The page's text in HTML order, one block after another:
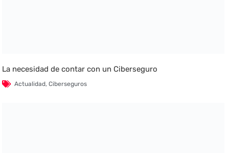
La necesidad de contar con un Ciberseguro
Actualidad,Ciberseguros